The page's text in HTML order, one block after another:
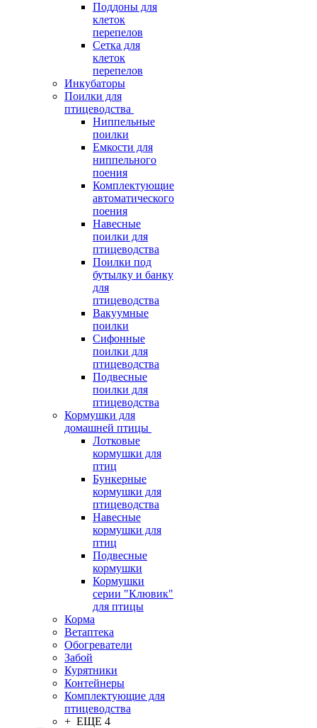
Поддоны для
клеток
перепелов
Сетка для
клеток
перепелов
Инкубаторы
Поилки для
птицеводства
Ниппельные
поилки
Емкости для
ниппельного
поения
Комплектующие
автоматического
поения
Навесные
поилки для
птицеводства
Поилки под
бутылку и банку
для
птицеводства
Вакуумные
поилки
Сифонные
поилки для
птицеводства
Подвесные
поилки для
птицеводства
Кормушки для
домашней птицы
Лотковые
кормушки для
птиц
Бункерные
кормушки для
птицеводства
Навесные
кормушки для
птиц
Подвесные
кормушки
Кормушки
серии "Клювик"
для птицы
Корма
Ветаптека
Обогреватели
Забой
Курятники
Контейнеры
Комплектующие для
птицеводства
+ ЕЩЕ 4